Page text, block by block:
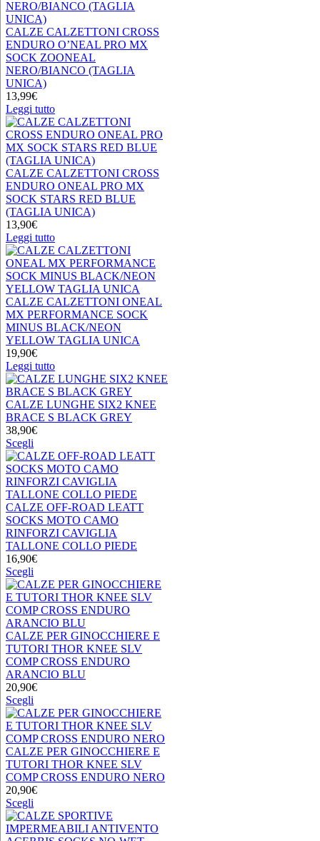
CALZE CALZETTONI CROSS
ENDURO O’NEAL PRO MX
SOCK ZOONEAL
NERO/BIANCO (TAGLIA
UNICA)
13,99€
Leggi tutto
CALZE CALZETTONI CROSS
ENDURO ONEAL PRO MX
SOCK STARS RED BLUE
(TAGLIA UNICA)
13,90€
Leggi tutto
CALZE CALZETTONI ONEAL
MX PERFORMANCE SOCK
MINUS BLACK/NEON
YELLOW TAGLIA UNICA
19,90€
Leggi tutto
CALZE LUNGHE SIX2 KNEE
BRACE S BLACK GREY
38,90€
Scegli
prodotto
ha
più
varianti.
Le
opzioni
possono
essere
scelte
pagina
del
prodotto
CALZE OFF-ROAD LEATT
SOCKS MOTO CAMO
RINFORZI CAVIGLIA
TALLONE COLLO PIEDE
16,90€
Scegli
prodotto
ha
più
varianti.
Le
opzioni
possono
essere
scelte
pagina
del
prodotto
CALZE PER GINOCCHIERE E
TUTORI THOR KNEE SLV
COMP CROSS ENDURO
ARANCIO BLU
20,90€
Scegli
prodotto
ha
più
varianti.
Le
opzioni
possono
scelte
nella
CALZE PER GINOCCHIERE E
TUTORI THOR KNEE SLV
COMP CROSS ENDURO NERO
20,90€
Scegli
prodotto
ha